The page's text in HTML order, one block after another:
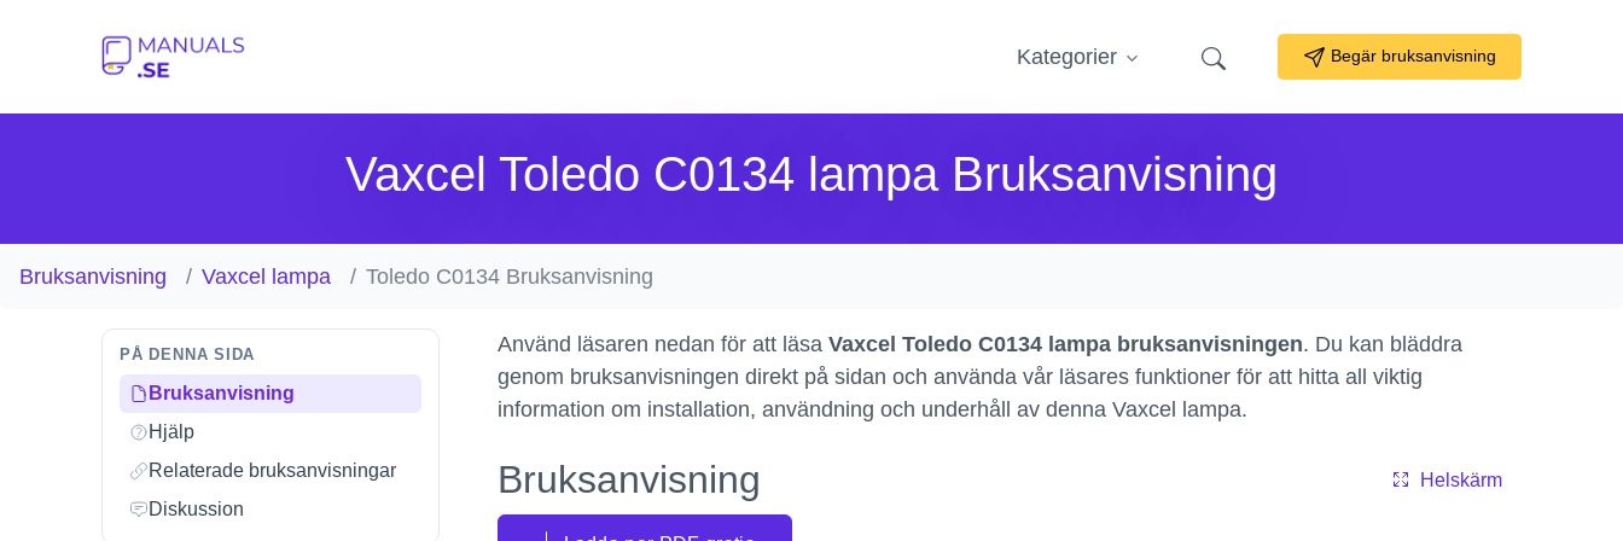
Kategorier Begär bruksanvisning
Vaxcel Toledo C0134 lampa Bruksanvisning
Bruksanvisning Vaxcel lampa Toledo C0134 Bruksanvisning
PÅ DENNA SIDA
Bruksanvisning
Hjälp
Relaterade bruksanvisningar
Diskussion
Använd läsaren nedan för att läsa Vaxcel Toledo C0134 lampa bruksanvisningen. Du kan bläddra
genom bruksanvisningen direkt på sidan och använda vår läsares funktioner för att hitta all viktig
information om installation, användning och underhåll av denna Vaxcel lampa.
Bruksanvisning Helskärm